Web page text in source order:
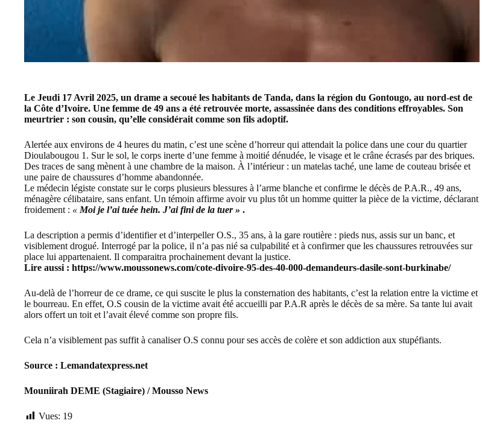
Le Jeudi 17 Avril 2025, un drame a secoué les habitants de Tanda, dans la région du Gontougo, au nord-est de
la Côte d’Ivoire. Une femme de 49 ans a été retrouvée morte, assassinée dans des conditions effroyables. Son
meurtrier : son cousin, qu’elle considérait comme son fils adoptif.
Alertée aux environs de 4 heures du matin, c’est une scène d’horreur qui attendait la police dans une cour du quartier
Dioulabougou 1. Sur le sol, le corps inerte d’une femme à moitié dénudée, le visage et le crâne écrasés par des briques.
Des traces de sang mènent à une chambre de la maison. À l’intérieur : un matelas taché, une lame de couteau brisée et
une paire de chaussures d’homme abandonnée.
Le médecin légiste constate sur le corps plusieurs blessures à l’arme blanche et confirme le décès de P.A.R., 49 ans,
ménagère célibataire, sans enfant. Un témoin affirme avoir vu plus tôt un homme quitter la pièce de la victime, déclarant
froidement : « Moi je l’ai tuée hein. J’ai fini de la tuer » .
La description a permis d’identifier et d’interpeller O.S., 35 ans, à la gare routière : pieds nus, assis sur un banc, et
visiblement drogué. Interrogé par la police, il n’a pas nié sa culpabilité et à confirmer que les chaussures retrouvées sur
place lui appartenaient. Il comparaitra prochainement devant la justice.
Lire aussi : https://www.moussonews.com/cote-divoire-95-des-40-000-demandeurs-dasile-sont-burkinabe/
Au-delà de l’horreur de ce drame, ce qui suscite le plus la consternation des habitants, c’est la relation entre la victime et
le bourreau. En effet, O.S cousin de la victime avait été accueilli par P.A.R après le décès de sa mère. Sa tante lui avait
alors offert un toit et l’avait élevé comme son propre fils.
Cela n’a visiblement pas suffit à canaliser O.S connu pour ses accès de colère et son addiction aux stupéfiants.
Source : Lemandatexpress.net
Mouniirah DEME (Stagiaire) / Mousso News
Vues: 19